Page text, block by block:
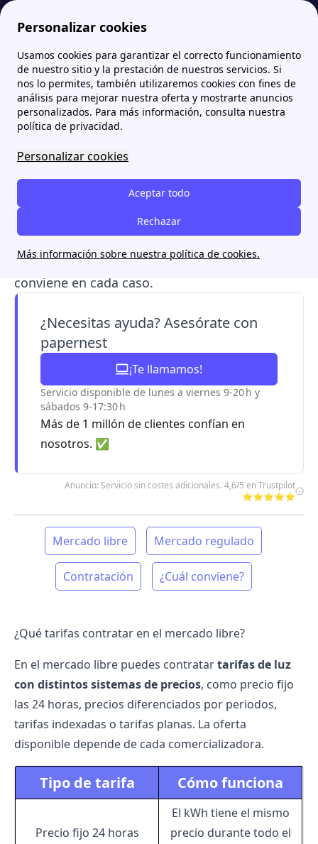
Personalizar cookies
Usamos cookies para garantizar el correcto funcionamiento
de nuestro sitio y la prestación de nuestros servicios. Si
nos lo permites, también utilizaremos cookies con fines de
análisis para mejorar nuestra oferta y mostrarte anuncios
personalizados. Para más información, consulta nuestra
política de privacidad.
Personalizar cookies
Aceptar todo
Rechazar
Más información sobre nuestra política de cookies.
Papernest.es More Tarifas de luz Tipos de tarifas de luz en España: Precios y contratación
Tipos de tarifas de luz en
España: Precios y
contratación
Existendiferentes tipos de tarifas de luz,
como precio fijo, discriminación horaria o
tarifas planas, dentro del mercado libre y el
diferencias entre ambos mercados y qué
conviene en cada caso.
¿Necesitas ayuda? Asesórate con
papernest
¡Te llamamos!
Servicio disponible de lunes a viernes 9-20 h y
sábados 9-17:30 h
Más de 1 millón de clientes confían en
nosotros. ✅
Anuncio: Servicio sin costes adicionales. 4,6/5 en Trustpilot
⭐⭐⭐⭐⭐
Mercado libre Mercado regulado
Contratación ¿Cuál conviene?
¿Qué tarifas contratar en el mercado libre?
En el mercado libre puedes contratartarifas de luz
con distintos sistemas de precios, como precio fijo
las 24 horas, precios diferenciados por periodos,
tarifas indexadas o tarifas planas. La oferta
disponible depende de cada comercializadora.
Tipo de tarifa Cómo funciona
Precio fijo 24 horas
El kWh tiene el mismo
precio durante todo el